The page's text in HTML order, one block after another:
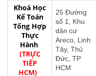
Khoá Học
Kế Toán
Tổng Hợp
Thực
Hành
(TRỰC
TIẾP
HCM)
25 Đường
số 1, Khu
dân cư
Areco, Linh
Tây, Thủ
Đức, TP
HCM